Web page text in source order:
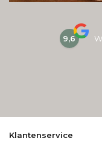
9,6
Klantenservice